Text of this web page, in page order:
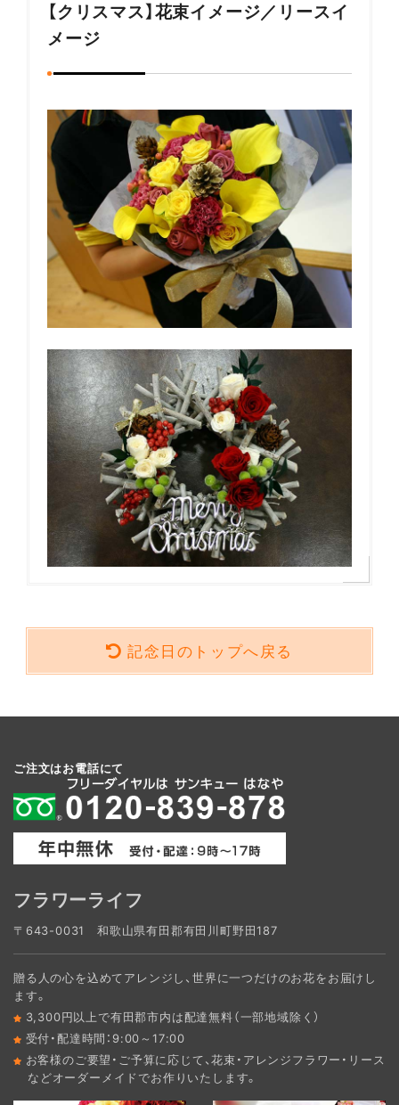
【クリスマス】花束イメージ／リースイ
メージ
記念日のトップへ戻る
ご注文はお電話にて
フラワーライフ
〒643-0031 和歌山県有田郡有田川町野田187
贈る人の心を込めてアレンジし、世界に一つだけのお花をお届けし
ます。
3,300円以上で有田郡市内は配達無料（一部地域除く）
受付・配達時間：9:00～17:00
お客様のご要望・ご予算に応じて、花束・アレンジフラワー・リース
などオーダーメイドでお作りいたします。